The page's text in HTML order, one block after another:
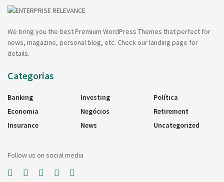
We bring you the best Premium WordPress Themes that perfect for
news, magazine, personal blog, etc. Check our landing page for
details.
Categorias
Banking
Economia
Insurance
Investing
Negócios
News
Política
Retirement
Uncategorized
Follow us on social media